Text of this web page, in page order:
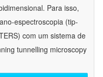
Para isso,
espectroscopia (tip-
com um sistema de
tunnelling microscopy